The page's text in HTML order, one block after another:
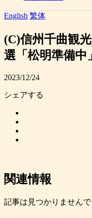
English 繁体
(C)信州千曲観
選「松明準備中
2023/12/24
シェアする
関連情報
記事は見つかりませんで